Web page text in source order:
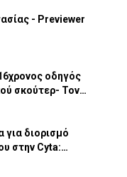
- Previewer
οδηγός
σκούτερ- Τον
μεθυσμένος οδηγός
για διορισμό
στην Cyta:
σύγκρουσης